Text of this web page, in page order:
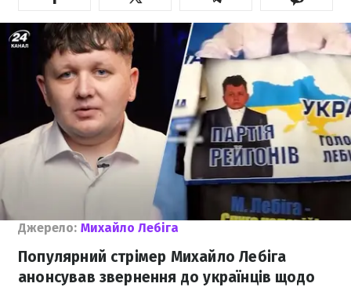
Джерело: Михайло Лебіга
Популярний стрімер Михайло Лебіга
анонсував звернення до українців щодо